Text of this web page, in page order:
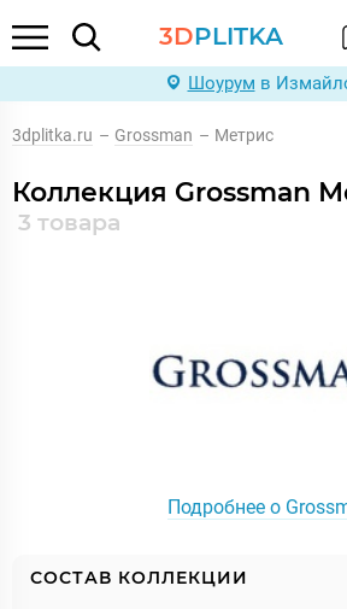
3DPLITKA
Шоурум в
3dplitka.ru – Grossman – Метрис
Коллекция Grossman
3 товара
Подробнее о
СОСТАВ КОЛЛЕКЦИИ